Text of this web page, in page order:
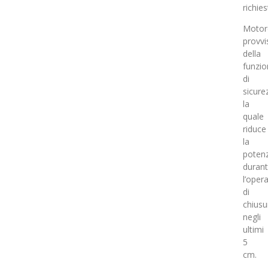
della
di
la
quale
riduce
la
di
negli
ultimi
5
cm.